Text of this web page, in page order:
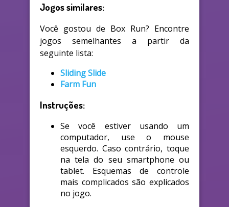
Jogos similares:
Você gostou de Box Run? Encontre
jogos semelhantes a partir da
seguinte lista:
Sliding Slide
Farm Fun
Instruções:
Se você estiver usando um
computador, use o mouse
esquerdo. Caso contrário, toque
na tela do seu smartphone ou
tablet. Esquemas de controle
mais complicados são explicados
no jogo.